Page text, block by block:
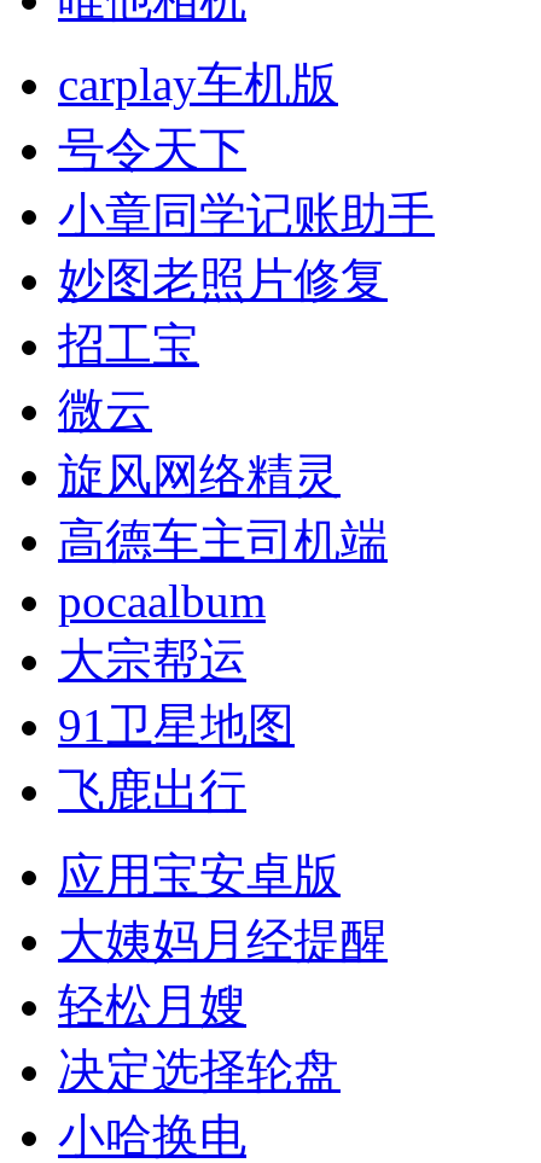
carplay车机版
号令天下
小章同学记账助手
妙图老照片修复
招工宝
微云
旋风网络精灵
高德车主司机端
pocaalbum
大宗帮运
91卫星地图
飞鹿出行
应用宝安卓版
大姨妈月经提醒
轻松月嫂
决定选择轮盘
小哈换电